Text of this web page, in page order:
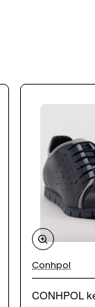
férfi
a
így
Conhpol
CONHPOL